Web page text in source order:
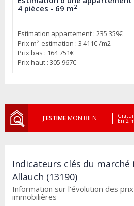
4 pièces - 69 m2
Estimation appartement : 235 359€
Prix m2 estimation : 3 411€ /m2
Prix bas : 164 751€
Prix haut : 305 967€
J'ESTIMEMON BIEN En 2
Indicateurs clés du
Allauch (13190)
Information sur l'évolution des
immobilières